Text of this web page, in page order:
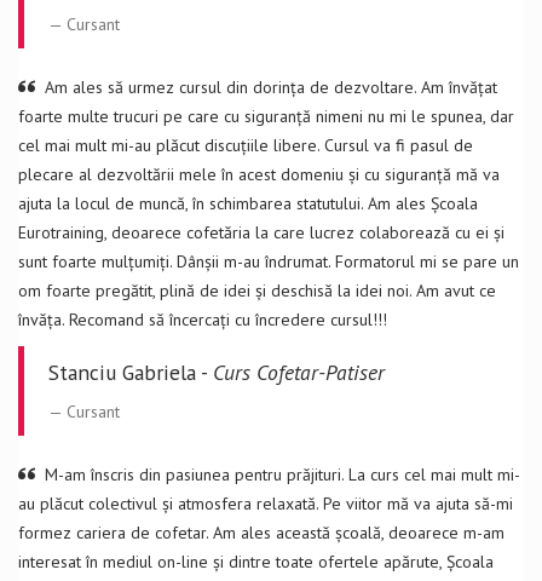
Cursant
Am ales să urmez cursul din dorința de dezvoltare. Am învățat
foarte multe trucuri pe care cu siguranță nimeni nu mi le spunea, dar
cel mai mult mi-au plăcut discuțiile libere. Cursul va fi pasul de
plecare al dezvoltării mele în acest domeniu și cu siguranță mă va
ajuta la locul de muncă, în schimbarea statutului. Am ales Școala
Eurotraining, deoarece cofetăria la care lucrez colaborează cu ei și
sunt foarte mulțumiți. Dânșii m-au îndrumat. Formatorul mi se pare un
om foarte pregătit, plină de idei și deschisă la idei noi. Am avut ce
învăța. Recomand să încercați cu încredere cursul!!!
Stanciu Gabriela - Curs Cofetar-Patiser
Cursant
M-am înscris din pasiunea pentru prăjituri. La curs cel mai mult mi-
au plăcut colectivul și atmosfera relaxată. Pe viitor mă va ajuta să-mi
formez cariera de cofetar. Am ales această școală, deoarece m-am
interesat în mediul on-line și dintre toate ofertele apărute, Școala